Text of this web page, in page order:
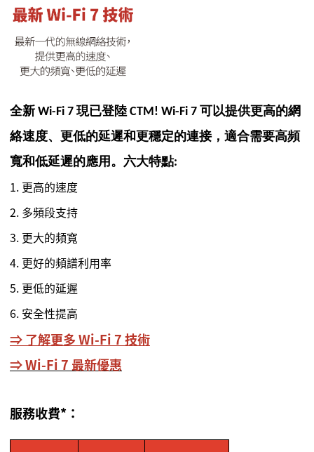
全新 Wi-Fi 7 現已登陸 CTM! Wi-Fi 7 可以提供更高的網
絡速度、更低的延遲和更穩定的連接，適合需要高頻
寬和低延遲的應用。六大特點:
1. 更高的速度
2. 多頻段支持
3. 更大的頻寬
4. 更好的頻譜利用率
5. 更低的延遲
6. 安全性提高
⇒ 了解更多 Wi-Fi 7 技術
⇒ Wi-Fi 7 最新優惠
服務收費*：